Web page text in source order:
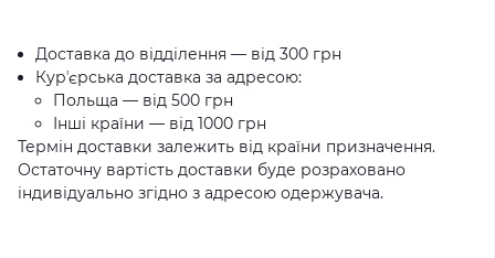
Доставка до відділення — від 300 грн
Курʼєрська доставка за адресою:
Польща — від 500 грн
Інші країни — від 1000 грн
Термін доставки залежить від країни призначення.
Остаточну вартість доставки буде розраховано
індивідуально згідно з адресою одержувача.